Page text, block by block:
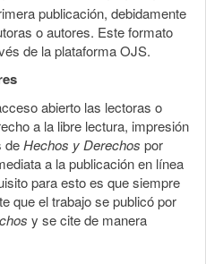
publicación, debidamente
o autores. Este formato
de la plataforma OJS.
abierto las lectoras o
a la libre lectura, impresión
deHechos y Derechos por
a la publicación en línea
para esto es que siempre
que el trabajo se publicó por
y se cite de manera